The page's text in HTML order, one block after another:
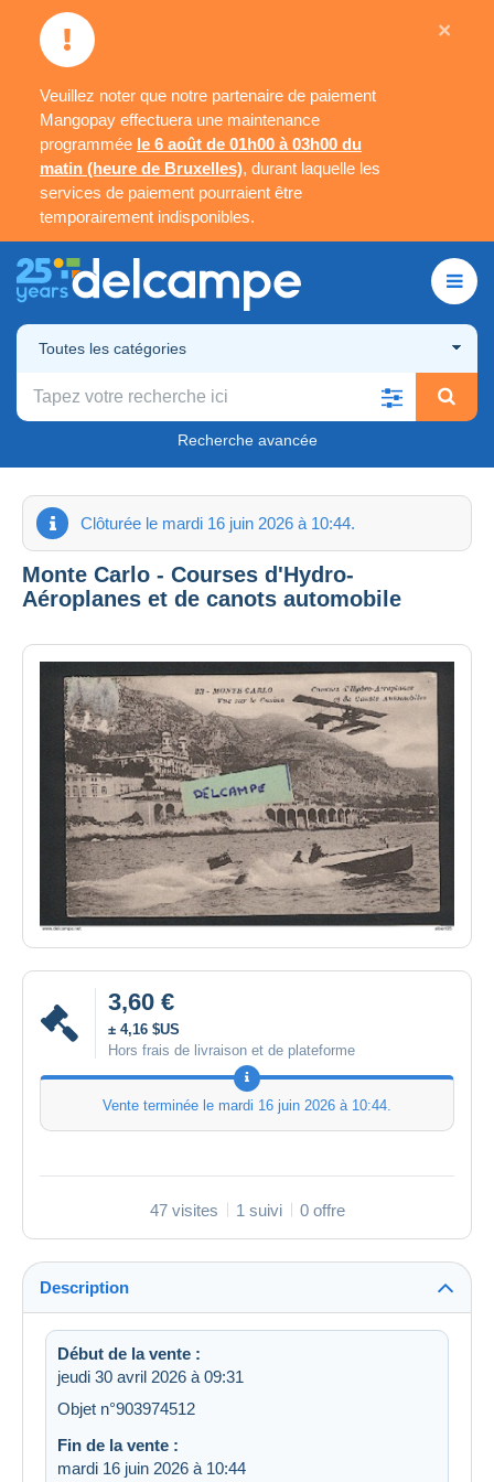
Veuillez noter que notre partenaire de paiement
Mangopay effectuera une maintenance
programmée le 6 août de 01h00 à 03h00 du
matin (heure de Bruxelles), durant laquelle les
services de paiement pourraient être
temporairement indisponibles.
×
Toutes les catégories
Recherche avancée
Clôturée le mardi 16 juin 2026 à 10:44.
Monte Carlo - Courses d'Hydro-
Aéroplanes et de canots automobile
3,60 €
± 4,16 $US
Hors frais de livraison et de plateforme
Vente terminée le mardi 16 juin 2026 à 10:44
47 visites 1 suivi 0 offre
Description
Début de la vente :
jeudi 30 avril 2026 à 09:31
Objet n°903974512
Fin de la vente :
mardi 16 juin 2026 à 10:44